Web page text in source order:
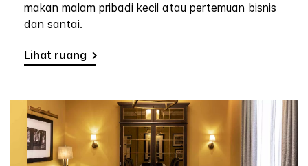
makan malam pribadi kecil atau pertemuan bisnis
dan santai.
Lihat ruang